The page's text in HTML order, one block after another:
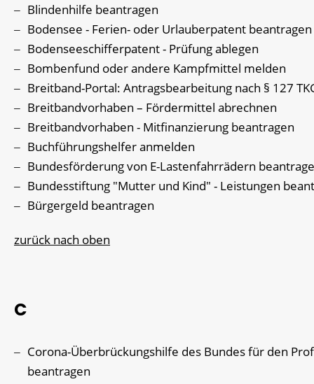
Blindenhilfe beantragen
Bodensee - Ferien- oder Urlauberpatent beantragen
Bodenseeschifferpatent - Prüfung ablegen
Bombenfund oder andere Kampfmittel melden
Breitband-Portal: Antragsbearbeitung nach § 127
Breitbandvorhaben – Fördermittel abrechnen
Breitbandvorhaben - Mitfinanzierung beantragen
Buchführungshelfer anmelden
Bundesförderung von E-Lastenfahrrädern
Bundesstiftung "Mutter und Kind" - Leistungen
Bürgergeld beantragen
zurück nach oben
C
Corona-Überbrückungshilfe des Bundes für den
beantragen